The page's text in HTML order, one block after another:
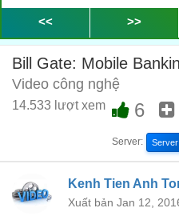
<< >>
Bill Gate: Mobile
Video công nghệ
14.533 lượt xem 6
Server: Server
Kenh Tien Anh
Xuất bản Jan 12,